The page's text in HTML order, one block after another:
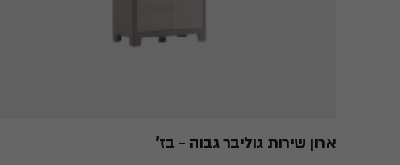
ארון שירות גוליבר גבוה - בז'